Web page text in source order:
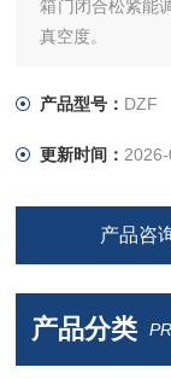
箱门闭合松紧能
真空度。
产品型号： DZF
更新时间：
产品咨
产品分类